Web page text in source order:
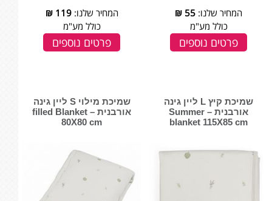
המחיר שלנו: 55
₪
כולל מע"מ
פרטים נוספים
המחיר שלנו:119
₪
כולל מע"מ
פרטים נוספים
שמיכת קיץ L ליין גינה
אורבנית – Summer
blanket 115X85 cm
שמיכת מילוי S ליין גינה
אורבנית – filled Blanket
80X80 cm